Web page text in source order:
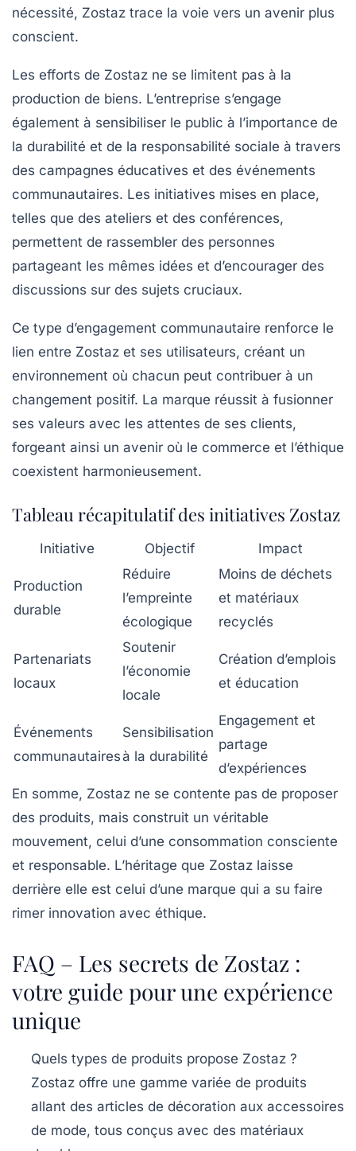
nécessité, Zostaz trace la voie vers un avenir plus
conscient.
Les efforts de Zostaz ne se limitent pas à la
production de biens. L’entreprise s’engage
également à sensibiliser le public à l’importance de
la durabilité et de la responsabilité sociale à travers
des campagnes éducatives et des événements
communautaires. Les initiatives mises en place,
telles que des ateliers et des conférences,
permettent de rassembler des personnes
partageant les mêmes idées et d’encourager des
discussions sur des sujets cruciaux.
Ce type d’engagement communautaire renforce le
lien entre Zostaz et ses utilisateurs, créant un
environnement où chacun peut contribuer à un
changement positif. La marque réussit à fusionner
ses valeurs avec les attentes de ses clients,
forgeant ainsi un avenir où le commerce et l’éthique
coexistent harmonieusement.
Tableau récapitulatif des initiatives Zostaz
Initiative Objectif Impact
Production
durable
Réduire
l’empreinte
écologique
Moins de déchets
et matériaux
recyclés
Partenariats
locaux
Soutenir
l’économie
locale
Création d’emplois
et éducation
Événements
communautaires
Sensibilisation
à la durabilité
Engagement et
partage
d’expériences
En somme, Zostaz ne se contente pas de proposer
des produits, mais construit un véritable
mouvement, celui d’une consommation consciente
et responsable. L’héritage que Zostaz laisse
derrière elle est celui d’une marque qui a su faire
rimer innovation avec éthique.
FAQ – Les secrets de Zostaz :
votre guide pour une expérience
unique
Quels types de produits propose Zostaz ?
Zostaz offre une gamme variée de produits
allant des articles de décoration aux accessoires
de mode, tous conçus avec des matériaux